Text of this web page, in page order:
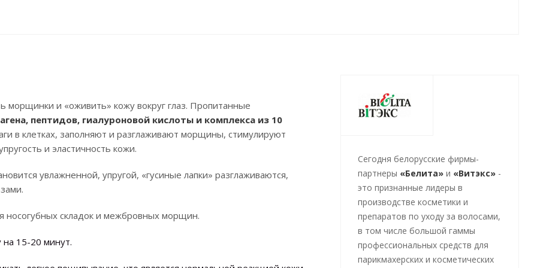
морщинки и «оживить» кожу вокруг глаз. Пропитанные
пептидов, гиалуроновой кислоты и комплекса из 10
в клетках, заполняют и разглаживают морщины, стимулируют
и эластичность кожи.
увлажненной, упругой, «гусиные лапки» разглаживаются,
носогубных складок и межбровных морщин.
15-20 минут.
Cегодня белорусские фирмы-
партнеры «Белита»и «Витэкс»-
это признанные лидеры в
производстве косметики и
препаратов по уходу за волосами,
в том числе большой гаммы
профессиональных средств для
парикмахерских и косметических